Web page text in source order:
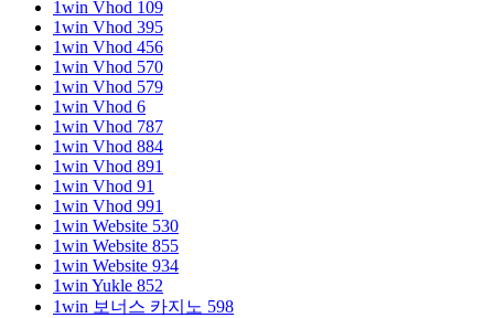
1win Vhod 109
1win Vhod 395
1win Vhod 456
1win Vhod 570
1win Vhod 579
1win Vhod 6
1win Vhod 787
1win Vhod 884
1win Vhod 891
1win Vhod 91
1win Vhod 991
1win Website 530
1win Website 855
1win Website 934
1win Yukle 852
1win 보너스 카지노 598